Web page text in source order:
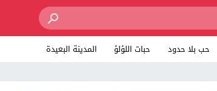
حب بلا حدود حبات اللؤلؤ المدينة البعيدة